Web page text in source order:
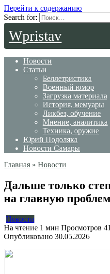
Перейти к содержанию
Search for:
Wpristav
Новости
Статьи
Беллетристика
Военный юмор
Загрузка материала
История, мемуары
Ликбез, обучение
Мнение, аналитика
Техника, оружие
Юрий Подоляка
Новости Самары
Главная » Новости
Дальше только
на главную
Новости
На чтение 1 мин Просмотров 41
Опубликовано 30.05.2026